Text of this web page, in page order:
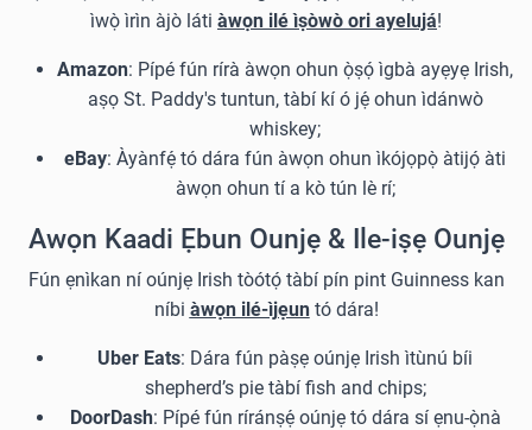
ìwọ̀ ìrìn àjò láti àwọn ilé ìṣòwò ori ayelujá!
Amazon: Pípé fún rírà àwọn ohun ọ̀ṣọ́ ìgbà ayẹyẹ Irish,
aṣọ St. Paddy's tuntun, tàbí kí ó jẹ́ ohun ìdánwò
whiskey;
eBay: Àyànfẹ́ tó dára fún àwọn ohun ìkójọpọ̀ àtijọ́ àti
àwọn ohun tí a kò tún lè rí;
Awọn Kaadi Ẹbun Ounjẹ & Ile-iṣẹ Ounjẹ
Fún ẹnìkan ní oúnjẹ Irish tòótọ́ tàbí pín pint Guinness kan
níbi àwọn ilé-ìjẹuntó dára!
Uber Eats: Dára fún pàṣẹ oúnjẹ Irish ìtùnú bíi
shepherd’s pie tàbí fish and chips;
DoorDash: Pípé fún ríránṣẹ́ oúnjẹ tó dára sí ẹnu-ọ̀nà